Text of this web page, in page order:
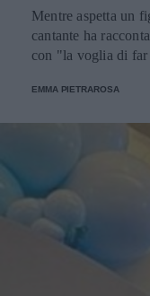
Mentre aspetta un
cantante ha
con "la voglia di far
EMMA PIETRAROSA